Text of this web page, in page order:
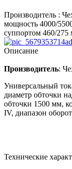
Производитель :
мощность 4000/
суппортом 460/275
Описание
Производитель:
Универсальный
диаметр обточки
обточки 1500 мм,
IV, диапазон
Технические